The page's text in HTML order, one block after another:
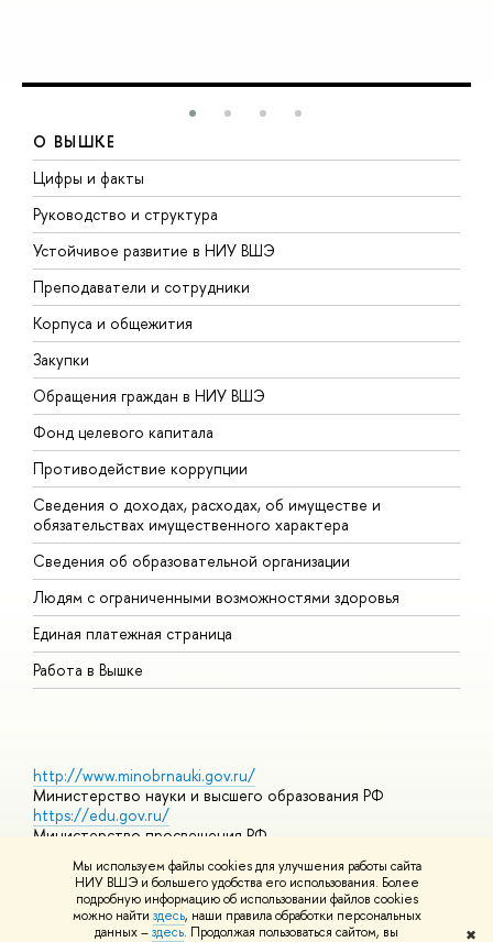
Мы используем файлы cookies для улучшения работы сайта
НИУ ВШЭ и большего удобства его использования. Более
подробную информацию об использовании файлов cookies
можно найти здесь, наши правила обработки персональных
данных –здесь. Продолжая пользоваться сайтом, вы
✖
О ВЫШКЕ
Цифры и факты
Руководство и структура
Устойчивое развитие в НИУ ВШЭ
Преподаватели и сотрудники
Корпуса и общежития
Закупки
Обращения граждан в НИУ ВШЭ
Фонд целевого капитала
Противодействие коррупции
Сведения о доходах, расходах, об имуществе и
обязательствах имущественного характера
Сведения об образовательной организации
Людям с ограниченными возможностями здоровья
Единая платежная страница
Работа в Вышке
http://www.minobrnauki.gov.ru/
Министерство науки и высшего образования РФ
https://edu.gov.ru/
Министерство просвещения РФ
https://elearning.hse.ru/mooc
Массовые открытые онлайн-курсы